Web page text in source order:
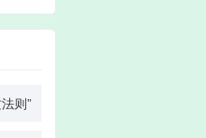
则”